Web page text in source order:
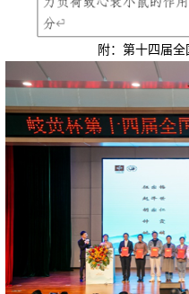
附：第十四届